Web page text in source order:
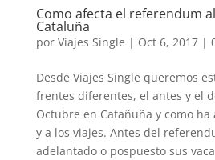
Como afecta el referendum
Cataluña
por Viajes Single | Oct 6, 2017|
Desde Viajes Single queremos
frentes diferentes, el antes y el
Octubre en Catañuña y como
y a los viajes. Antes del
adelantado o pospuesto sus